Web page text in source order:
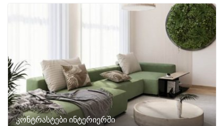
კონტრასტები ინტერიერში